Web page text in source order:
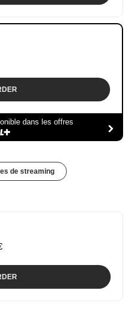
dans les offres
de streaming